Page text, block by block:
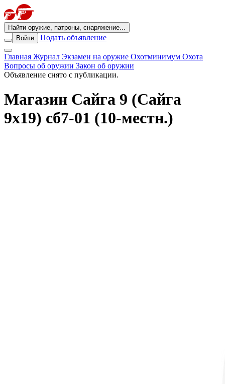
Найти оружие, патроны, снаряжение...
Войти
Подать объявление
Главная Журнал Экзамен на оружие Охотминимум Охота
Вопросы об оружии Закон об оружии
Объявление снято с публикации.
Магазин Сайга 9 (Сайга
9х19) сб7-01 (10-местн.)